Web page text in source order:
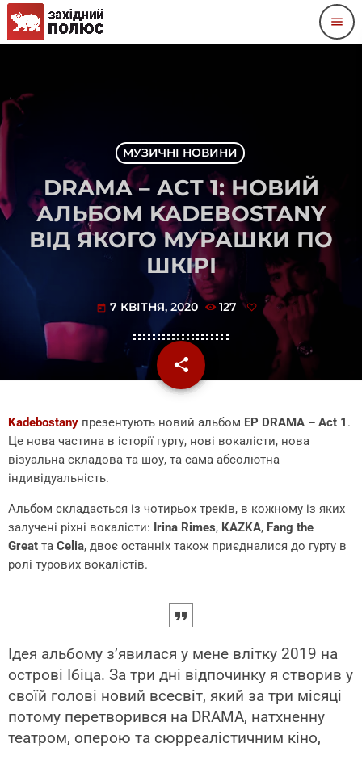
menu
МУЗИЧНІ НОВИНИ
DRAMA – ACT 1: НОВИЙ
АЛЬБОМ KADEBOSTANY
ВІД ЯКОГО МУРАШКИ ПО
ШКІРІ
today 7 КВІТНЯ, 2020 127
share
email
Kadebostany презентують новий альбом ЕР DRAMA – Act 1 .
Це нова частина в історії гурту, нові вокалісти, нова
візуальна складова та шоу, та сама абсолютна
індивідуальність.
Альбом складається із чотирьох треків, в кожному із яких
залучені ріхні вокалісти: Irina Rimes, KAZKA, Fang the
Great та Celia, двоє останніх також приєдналися до гурту в
ролі турових вокалістів.
Ідея альбому з’явилася у мене влітку 2019 на
острові Ібіца. За три дні відпочинку я створив у
своїй голові новий всесвіт, який за три місяці
потому перетворився на DRAMA, натхненну
театром, оперою та сюрреалістичним кіно,